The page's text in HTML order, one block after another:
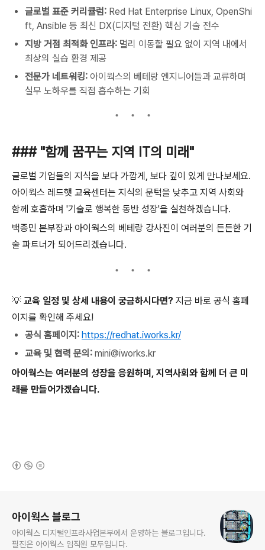
글로벌 표준 커리큘럼: Red Hat Enterprise Linux, OpenShi
ft, Ansible 등 최신 DX(디지털 전환) 핵심 기술 전수
지방 거점 최적화 인프라: 멀리 이동할 필요 없이 지역 내에서
최상의 실습 환경 제공
전문가 네트워킹: 아이웍스의 베테랑 엔지니어들과 교류하며
실무 노하우를 직접 흡수하는 기회
### "함께 꿈꾸는 지역 IT의 미래"
글로벌 기업들의 지식을 보다 가깝게, 보다 깊이 있게 만나보세요.
아이웍스 레드햇 교육센터는 지식의 문턱을 낮추고 지역 사회와
함께 호흡하며 '기술로 행복한 동반 성장'을 실천하겠습니다.
백종민 본부장과 아이웍스의 베테랑 강사진이 여러분의 든든한 기
술 파트너가 되어드리겠습니다.
💡 교육 일정 및 상세 내용이 궁금하시다면? 지금 바로 공식 홈페
이지를 확인해 주세요!
공식 홈페이지: https://redhat.iworks.kr/
교육 및 협력 문의: mini@iworks.kr
아이웍스는 여러분의 성장을 응원하며, 지역사회와 함께 더 큰 미
래를 만들어가겠습니다.
아이웍스 블로그
아이웍스 디지털인프라사업본부에서 운영하는 블로그입니다.
필진은 아이웍스 임직원 모두입니다.